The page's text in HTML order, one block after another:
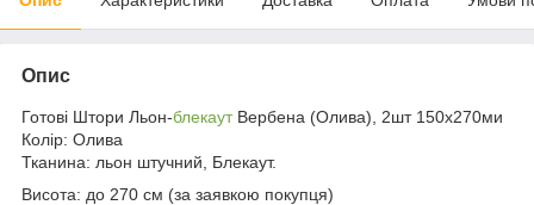
Опис
Готові Штори Льон-блекаутВербена (Олива), 2шт 150х270ми
Колір: Олива
Тканина: льон штучний, Блекаут.
Висота: до 270 см (за заявкою покупця)